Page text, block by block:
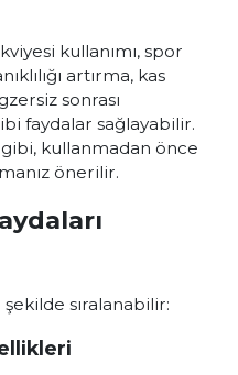
kullanımı, spor
artırma, kas
sonrası
faydalar sağlayabilir.
kullanmadan önce
önerilir.
sıralanabilir: